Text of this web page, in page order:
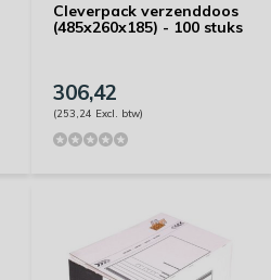
Cleverpack verzenddoos
(485x260x185) - 100 stuks
306,42
(253,24 Excl. btw)